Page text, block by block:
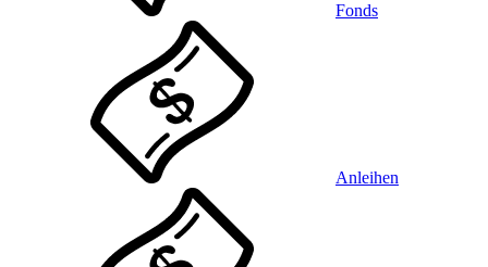
Fonds
Anleihen